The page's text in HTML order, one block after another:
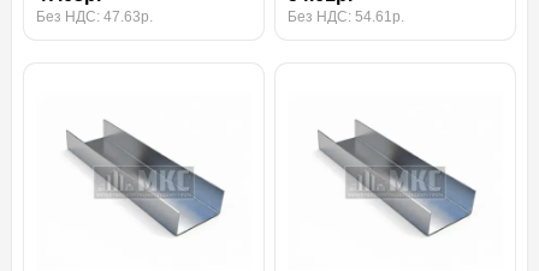
Без НДС: 47.63р. Без НДС: 54.61р.